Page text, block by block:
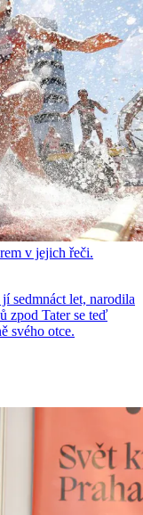
v jejich řeči.
sedmnáct let, narodila
zpod Tater se teď
svého otce.